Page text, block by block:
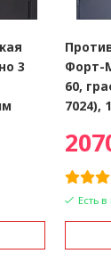
3
Форт-
60,
7024),
Есть